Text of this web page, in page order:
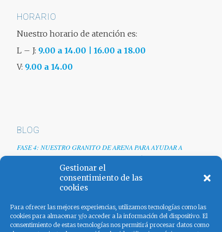
Gestionar el
consentimiento de las
cookies
Para ofrecer las mejores experiencias, utilizamos tecnologías como las
cookies para almacenar y/o acceder a la información del dispositivo. El
consentimiento de estas tecnologías nos permitirá procesar datos como
HORARIO
Nuestro horario de atención es:
L – J: 9.00 a 14.00 | 16.00 a 18.00
V: 9.00 a 14.00
BLOG
FASE 4: NUESTRO GRANITO DE ARENA PARA AYUDAR A
EMPRESAS TRAS LA CRISIS DEL COVID-19
Renovamos web